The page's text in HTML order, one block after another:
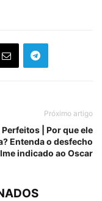
Próximo artigo
Perfeitos | Por que ele
Entenda o desfecho
indicado ao Oscar